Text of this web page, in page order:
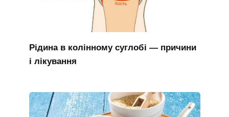
Рідина в колінному суглобі — причини
і лікування